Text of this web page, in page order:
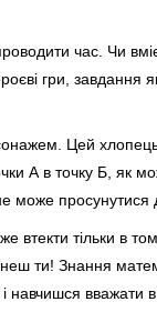
час. Чи
гри, завдання
Цей
А в точку Б,
може просунутися
тільки в
ти! Знання
навчишся вважати